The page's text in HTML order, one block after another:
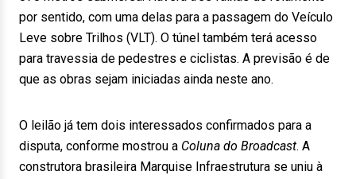
por sentido, com uma delas para a passagem do Veículo
Leve sobre Trilhos (VLT). O túnel também terá acesso
para travessia de pedestres e ciclistas. A previsão é de
que as obras sejam iniciadas ainda neste ano.
O leilão já tem dois interessados confirmados para a
disputa, conforme mostrou a Coluna do Broadcast. A
construtora brasileira Marquise Infraestrutura se uniu à